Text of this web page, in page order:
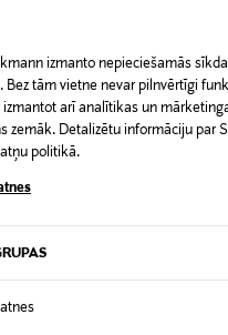
izmanto nepieciešamās
Bez tām vietne nevar pilnvērtīgi
arī analītikas un
zemāk. Detalizētu informāciju par
politikā.